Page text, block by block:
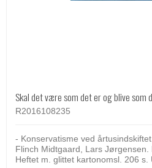
Skal det være som det er og blive som
R2016108235
- Konservatisme ved
Flinch Midtgaard, Lars Jørgensen.
Heftet m. glittet kartonomsl. 206